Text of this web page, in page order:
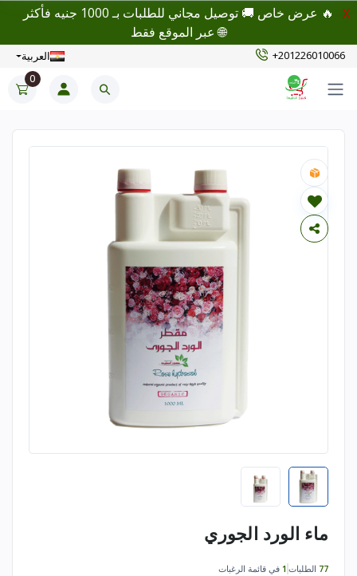
🔥 عرض خاص 🚚 توصيل مجاني للطلبات بـ 1000 جنيه فأكثر
🌐 عبر الموقع فقط
X
+201226010066 العربية
0
ماء الورد الجوري
77 الطلبات 1 في قائمة الرغبات